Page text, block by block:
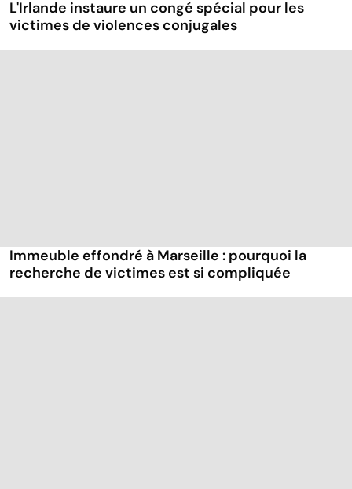
L'Irlande instaure un congé spécial pour les
victimes de violences conjugales
Immeuble effondré à Marseille : pourquoi la
recherche de victimes est si compliquée